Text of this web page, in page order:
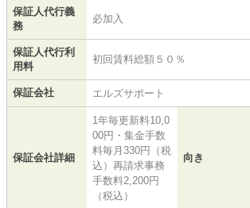
保証人代行義
務
必加入
保証人代行利
用料
初回賃料総額５０％
保証会社 エルズサポート
保証会社詳細
1年毎更新料10,0
00円・集金手数
料毎月330円（税
込）再請求事務
手数料2,200円
（税込）
向き